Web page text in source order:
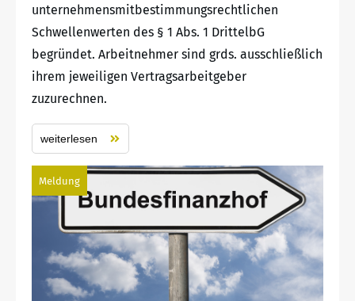
unternehmensmitbestimmungsrechtlichen
Schwellenwerten des § 1 Abs. 1 DrittelbG
begründet. Arbeitnehmer sind grds. ausschließlich
ihrem jeweiligen Vertragsarbeitgeber
zuzurechnen.
weiterlesen
Meldung